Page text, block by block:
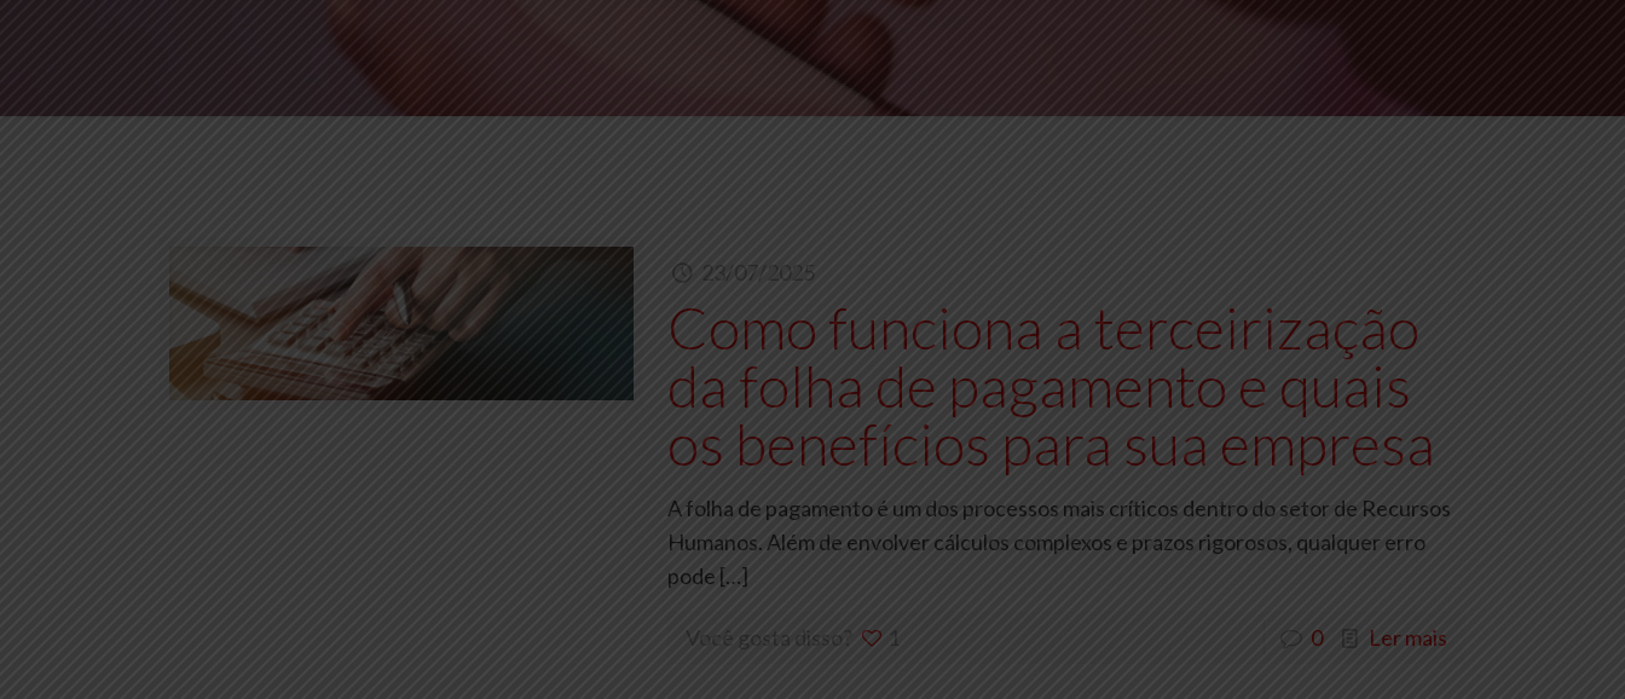
23/07/2025
Como funciona a terceirização
da folha de pagamento e quais
os benefícios para sua empresa
A folha de pagamento é um dos processos mais críticos dentro do setor de Recursos
Humanos. Além de envolver cálculos complexos e prazos rigorosos, qualquer erro
pode […]
Você gosta disso? 1 0 Ler mais